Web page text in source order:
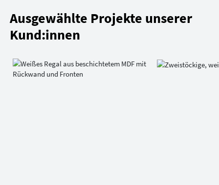
Ausgewählte Projekte unserer
Kund:innen